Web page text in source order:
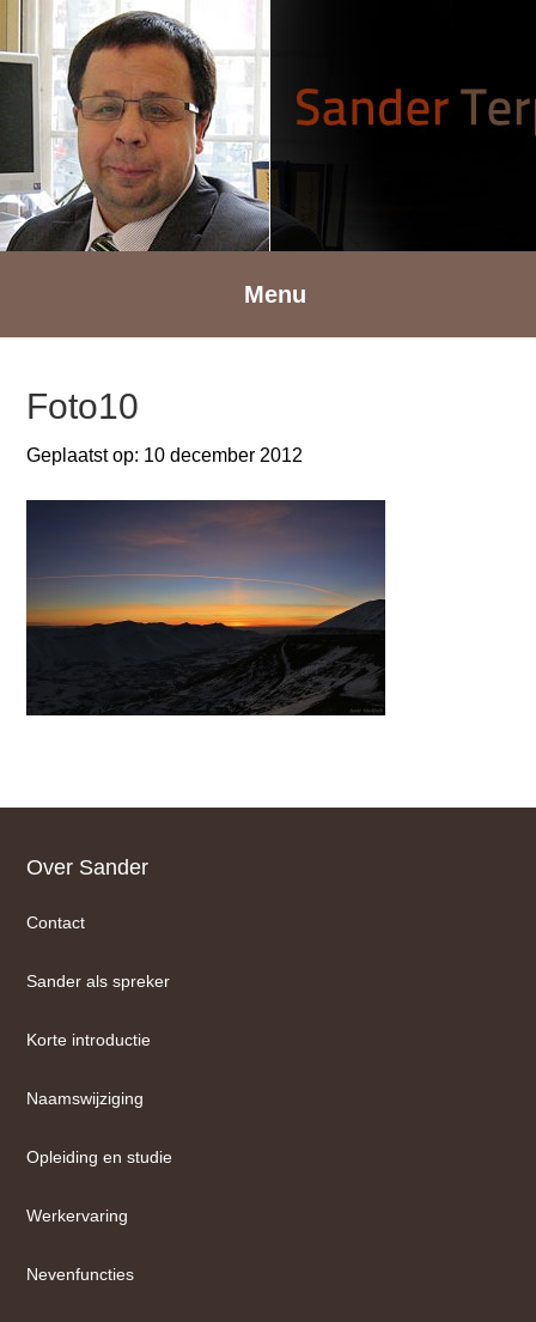
Spring
naar
hoofdnavigatie
naar
hoofd
inhoud
Spring
naar
voettekst
Menu
Foto10
Geplaatst op: 10 december 2012
Footer
Over Sander
Contact
Sander als spreker
Korte introductie
Naamswijziging
Opleiding en studie
Werkervaring
Nevenfuncties